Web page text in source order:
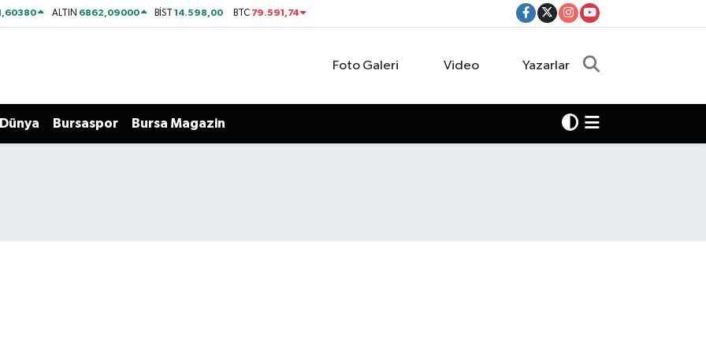
ALTIN 6862,09000 BİST14.598,00 BTC 79.591,74
Foto Galeri Video Yazarlar
Dünya Bursaspor Bursa Magazin